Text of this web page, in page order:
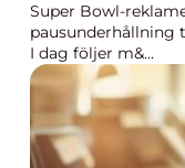
Super Bowl-
pausunderhållning
I dag följer m&...